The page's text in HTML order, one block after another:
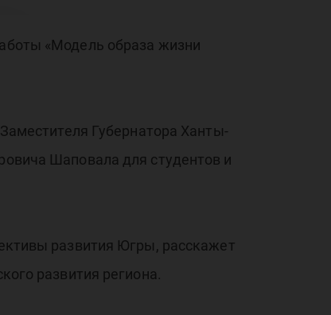
«Модель образа жизни
Губернатора Ханты-
Шаповала для студентов и
развития Югры, расскажет
развития региона.